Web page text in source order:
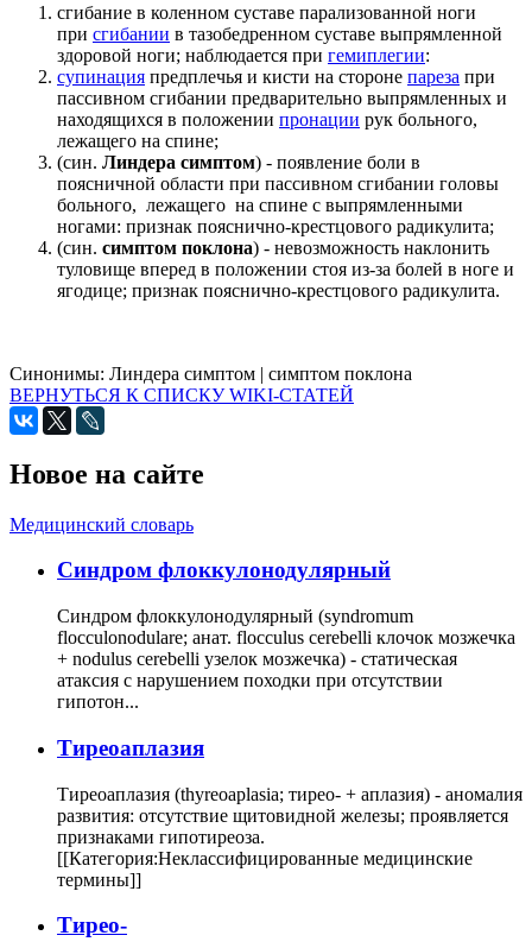
сгибание в коленном суставе парализованной ноги
при сгибании в тазобедренном суставе выпрямленной
здоровой ноги; наблюдается при гемиплегии:
супинация предплечья и кисти на стороне пареза при
пассивном сгибании предварительно выпрямленных и
находящихся в положении пронации рук больного,
лежащего на спине;
(син. Линдера симптом) - появление боли в
поясничной области при пассивном сгибании головы
больного, лежащего на спине с выпрямленными
ногами: признак пояснично-крестцового радикулита;
(син. симптом поклона) - невозможность наклонить
туловище вперед в положении стоя из-за болей в ноге и
ягодице; признак пояснично-крестцового радикулита.
Синонимы: Линдера симптом | симптом поклона
ВЕРНУТЬСЯ К СПИСКУ WIKI-СТАТЕЙ
Новое на сайте
Медицинский словарь
Cиндром флоккулонодулярный
Синдром флоккулонодулярный (syndromum
flocculonodulare; анат. flocculus cerebelli клочок мозжечка
+ nodulus cerebelli узелок мозжечка) - статическая
атаксия с нарушением походки при отсутствии
гипотон...
Тиреоаплазия
Тиреоаплазия (thyreoaplasia; тирео- + аплазия) - аномалия
развития: отсутствие щитовидной железы; проявляется
признаками гипотиреоза.
[[Категория:Неклассифицированные медицинские
термины]]
Тирео-